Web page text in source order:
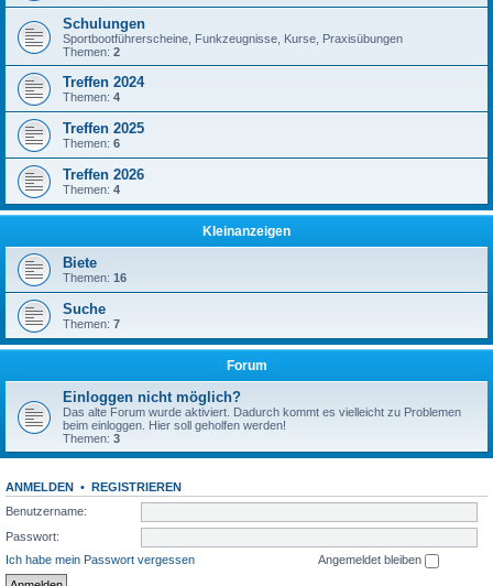
Schulungen
Sportbootführerscheine, Funkzeugnisse, Kurse, Praxisübungen
Themen: 2
Treffen 2024
Themen: 4
Treffen 2025
Themen: 6
Treffen 2026
Themen: 4
Kleinanzeigen
Biete
Themen: 16
Suche
Themen: 7
Forum
Einloggen nicht möglich?
Das alte Forum wurde aktiviert. Dadurch kommt es vielleicht zu Problemen
beim einloggen. Hier soll geholfen werden!
Themen: 3
ANMELDEN • REGISTRIEREN
Benutzername:
Passwort:
Ich habe mein Passwort vergessen
Angemeldet bleiben